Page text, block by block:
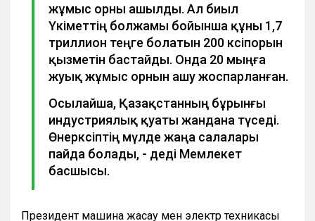
жұмыс орны ашылды. Ал биыл
Үкіметтің болжамы бойынша құны 1,7
триллион теңге болатын 200 кәсіпорын
қызметін бастайды. Онда 20 мыңға
жуық жұмыс орнын ашу жоспарланған.
Осылайша, Қазақстанның бұрынғы
индустриялық қуаты жандана түседі.
Өнеркәсіптің мүлде жаңа салалары
пайда болады, - деді Мемлекет
басшысы.
Президент машина жасау мен электр техникасы